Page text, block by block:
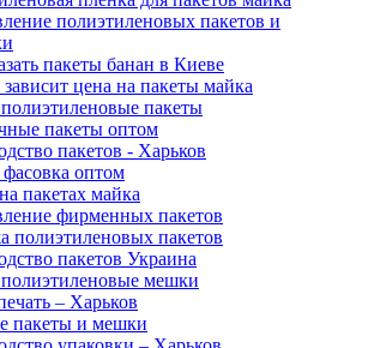
полиэтиленовых пакетов и
пакеты банан в Киеве
цена на пакеты майка
пакеты
пакеты оптом
пакетов - Харьков
оптом
пакетах майка
фирменных пакетов
полиэтиленовых пакетов
пакетов Украина
мешки
– Харьков
пакеты и мешки